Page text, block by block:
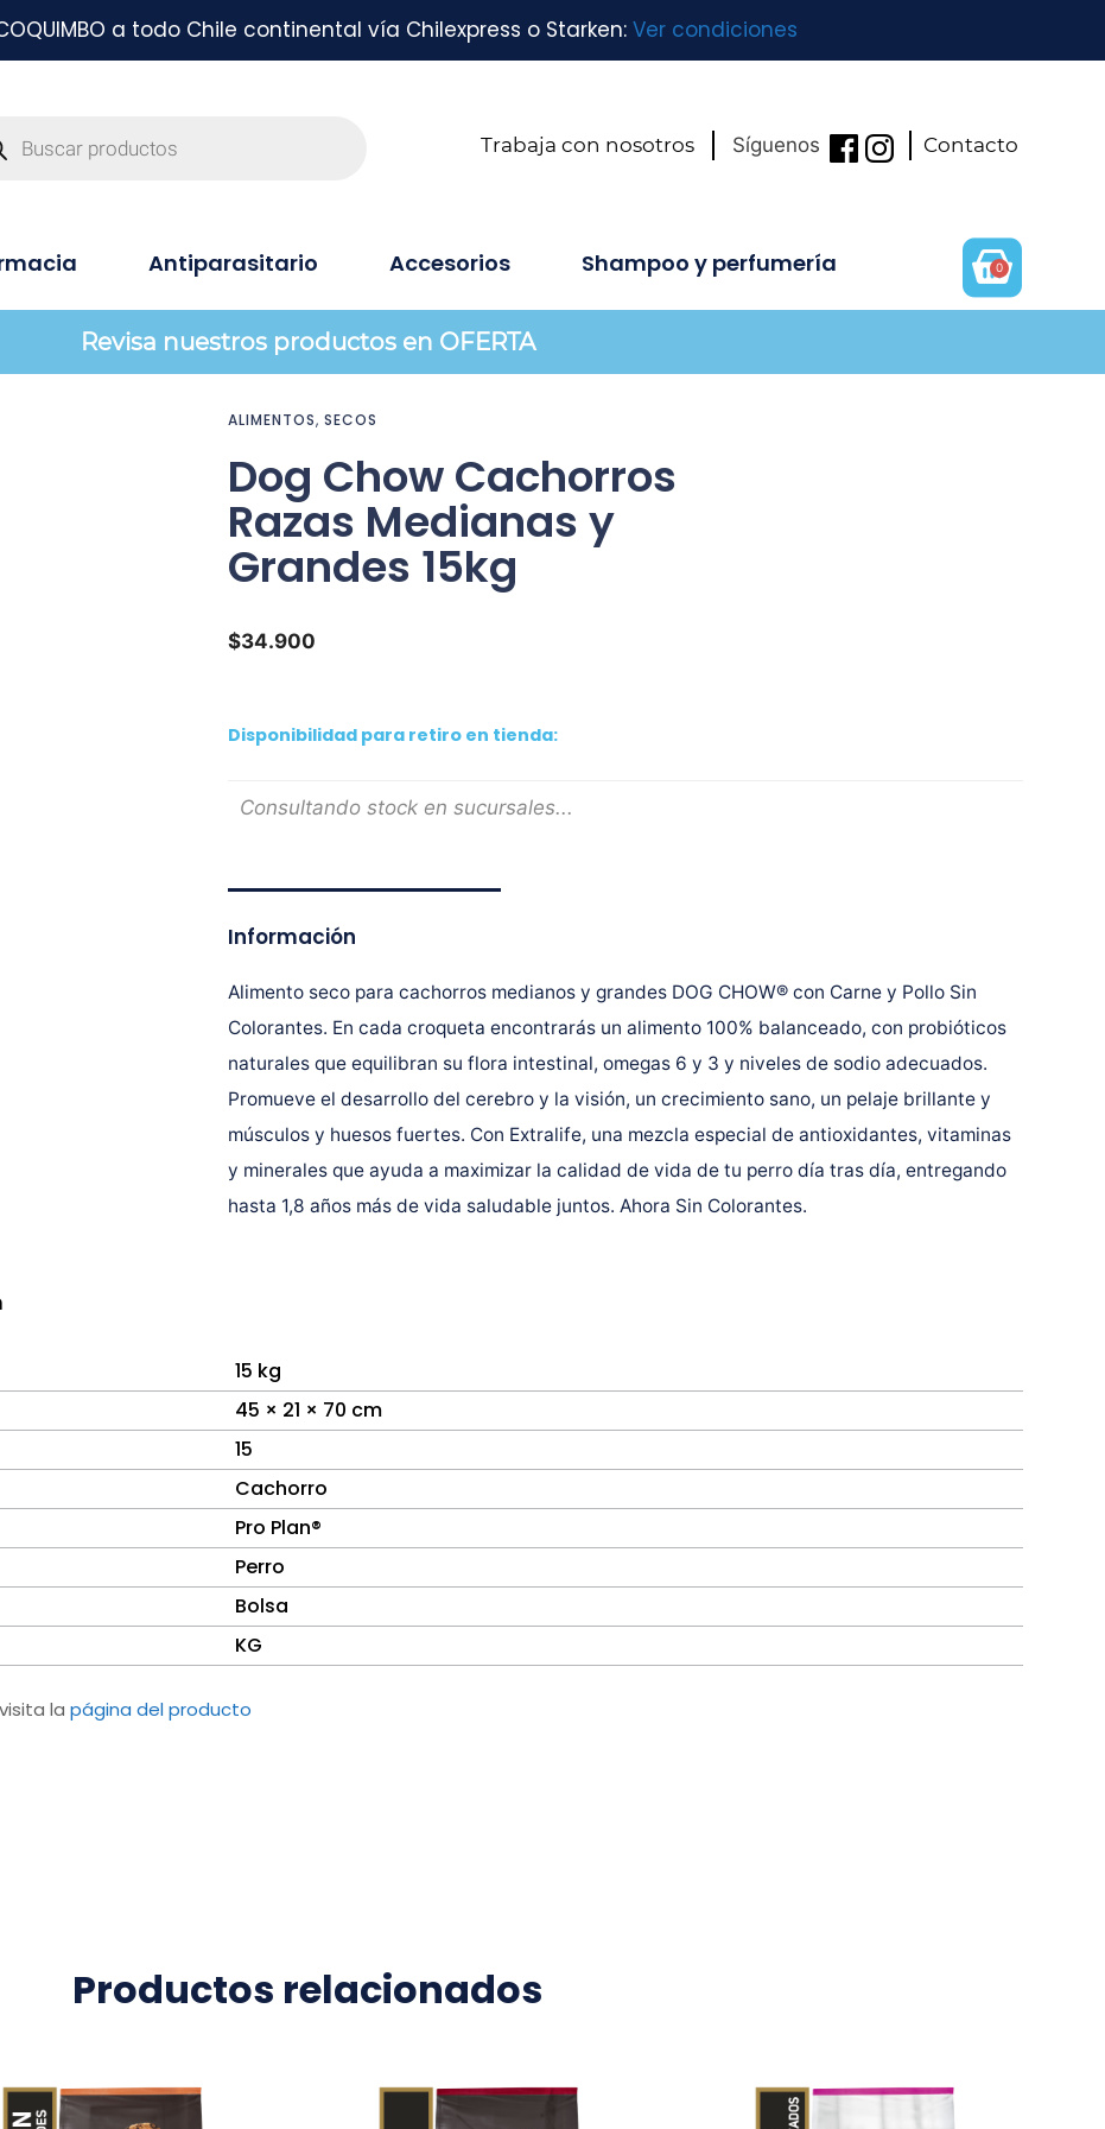
a todo Chile continental vía Chilexpress o Starken: Ver condiciones
Trabaja con nosotros Síguenos Contacto
Antiparasitario Accesorios Shampoo y perfumería 0
Revisa nuestros productos en OFERTA
ALIMENTOS, SECOS
Dog Chow Cachorros
Razas Medianas y
Grandes 15kg
$34.900
Disponibilidad para retiro en tienda:
Consultando stock en sucursales...
Información
Alimento seco para cachorros medianos y grandes DOG CHOW® con Carne y Pollo Sin
Colorantes. En cada croqueta encontrarás un alimento 100% balanceado, con probióticos
naturales que equilibran su flora intestinal, omegas 6 y 3 y niveles de sodio adecuados.
Promueve el desarrollo del cerebro y la visión, un crecimiento sano, un pelaje brillante y
músculos y huesos fuertes. Con Extralife, una mezcla especial de antioxidantes, vitaminas
y minerales que ayuda a maximizar la calidad de vida de tu perro día tras día, entregando
hasta 1,8 años más de vida saludable juntos. Ahora Sin Colorantes.
15 kg
45 × 21 × 70 cm
15
Cachorro
Pro Plan®
Perro
Bolsa
KG
la página del producto
Productos relacionados